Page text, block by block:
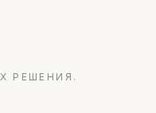
РЕШЕНИЯ.